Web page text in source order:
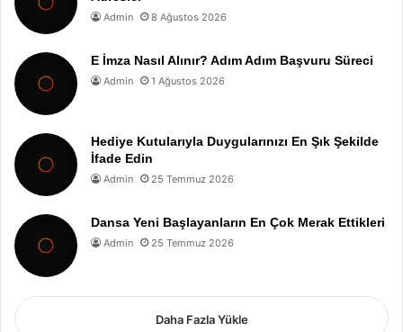
Admin 8 Ağustos 2026
E İmza Nasıl Alınır? Adım Adım Başvuru Süreci
Admin 1 Ağustos 2026
Hediye Kutularıyla Duygularınızı En Şık Şekilde
İfade Edin
Admin 25 Temmuz 2026
Dansa Yeni Başlayanların En Çok Merak Ettikleri
Admin 25 Temmuz 2026
Daha Fazla Yükle